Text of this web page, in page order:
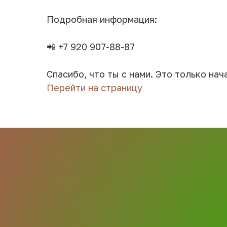
Подробная информация:
📲 +7 920 907-88-87
Спасибо, что ты с нами. Это только
Перейти на страницу